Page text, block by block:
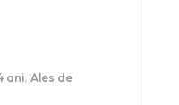
ani. Ales de